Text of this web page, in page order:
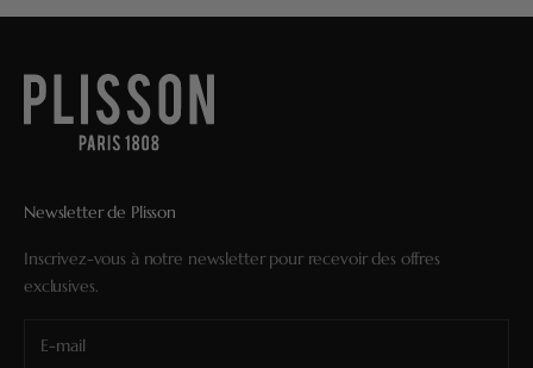
Newsletter de Plisson
Inscrivez-vous à notre newsletter pour recevoir des offres
exclusives.